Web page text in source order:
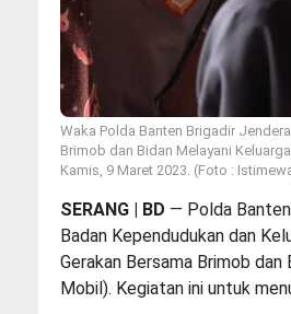
Waka Polda Banten Brigadir
Brimob dan Bidan Melayani
Kamis, 9 Maret 2023. (Foto :
SERANG | BD — Polda
Badan Kependudukan dan
Gerakan Bersama Brimob
Mobil). Kegiatan ini untuk